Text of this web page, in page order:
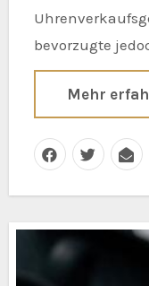
bevorzugte
Mehr